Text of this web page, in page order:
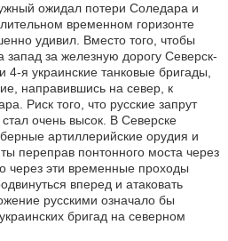
ожидал потери Соледара и
временном горизонте
удивил. Вместо того, чтобы
запад за железную дорогу Северск-​
4-я украинские танковые бригады,
направившись на север, к
Риск того, что русские запрут
очень высок. В Северске
артиллерийские орудия и
переправ понтонного моста через
через эти временные проходы
вперед и атаковать
русскими означало бы
бригад на северном